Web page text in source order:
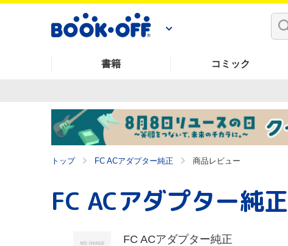
書籍 コミック
トップ FC ACアダプター純正 商品レビュー
FC ACアダプター純正
FC ACアダプター純正